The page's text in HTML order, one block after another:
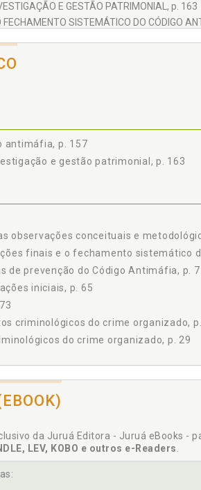
E GESTÃO PATRIMONIAL, p. 163
FECHAMENTO SISTEMÁTICO DO CÓDIGO
antimáfia, p. 157
e gestão patrimonial, p. 163
observações conceituais e
finais e o fechamento sistemático
de prevenção do Código Antimáfia, p.
iniciais, p. 65
criminológicos do crime organizado,
do crime organizado, p. 29
no campo do direito da prevenção, p.
sistemático do Código
p. 157
da Juruá Editora - Juruá eBooks -
LEV, KOBO e outros e-Readers.